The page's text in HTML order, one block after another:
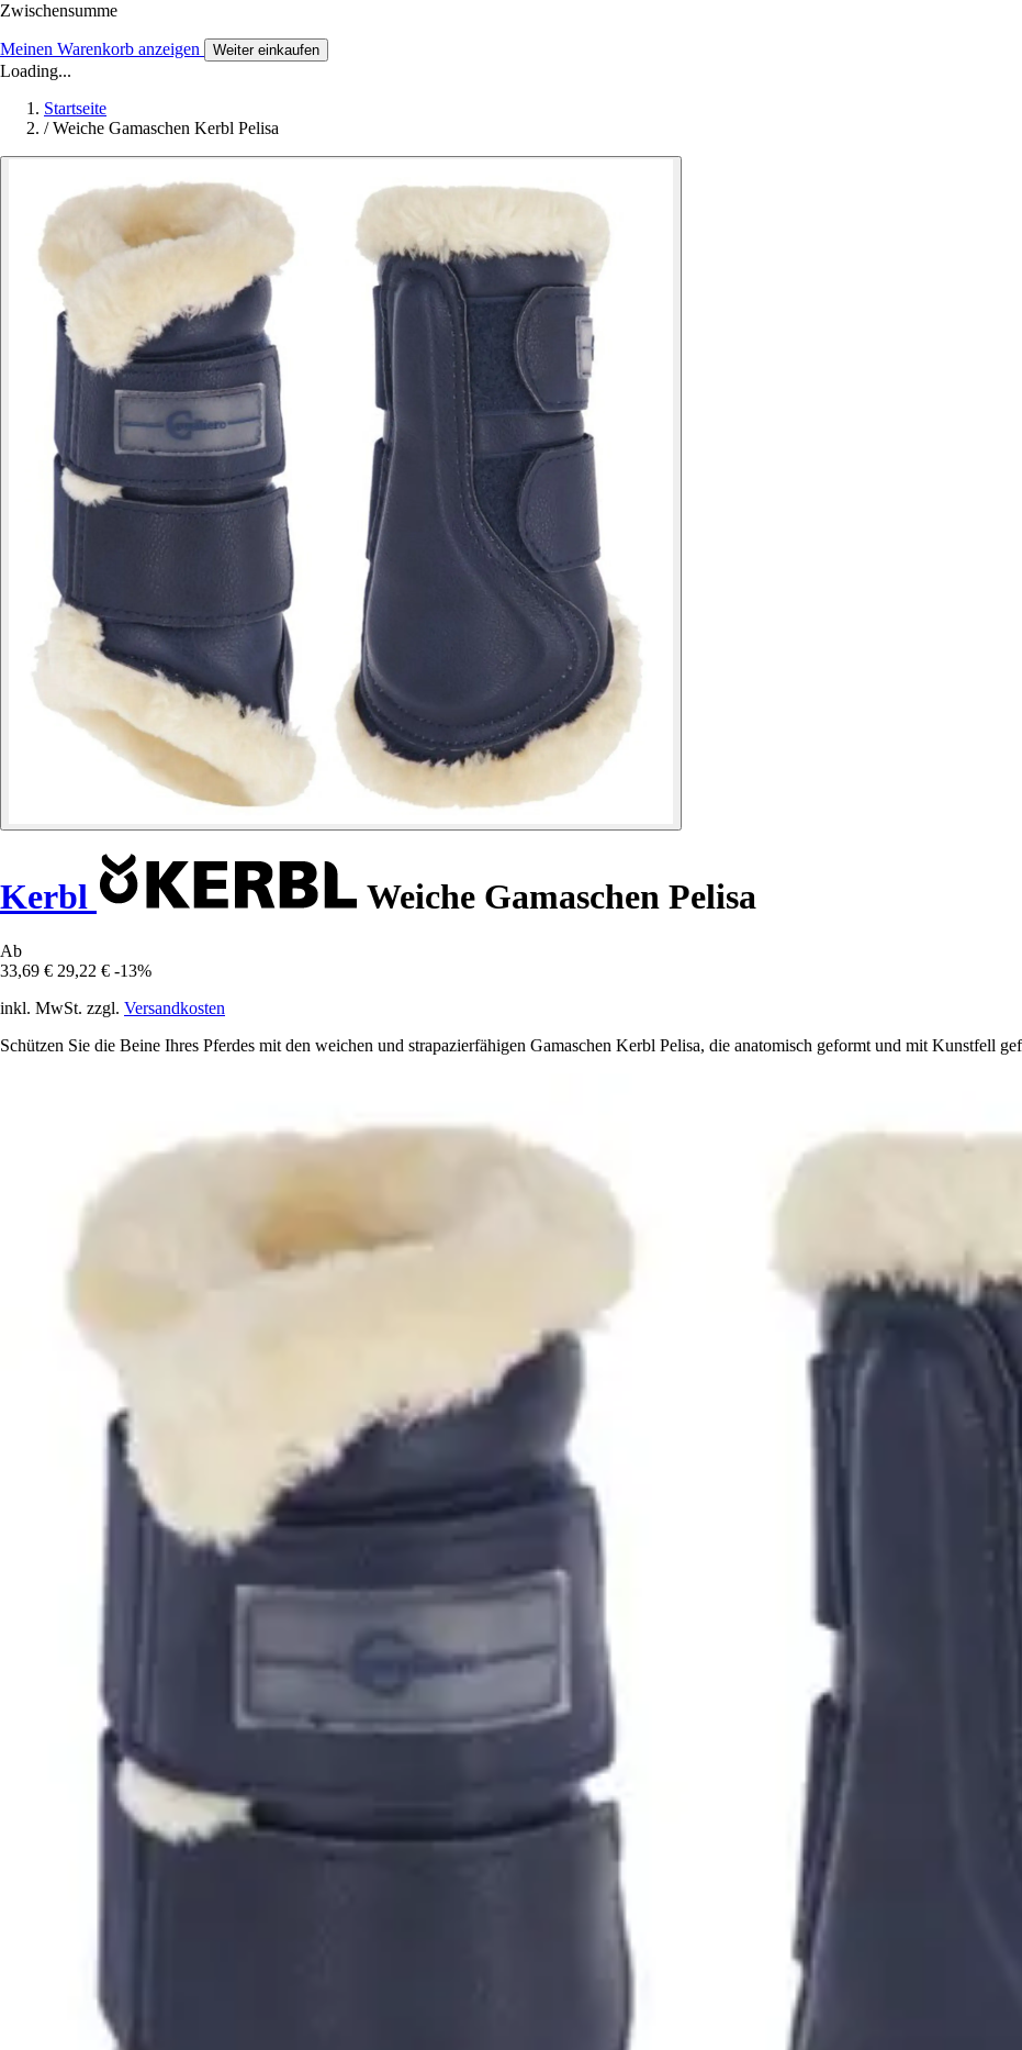
Zwischensumme
Meinen Warenkorb anzeigen Weiter einkaufen
Loading...
Startseite
/ Weiche Gamaschen Kerbl Pelisa
Kerbl Weiche Gamaschen Pelisa
Ab
33,69 € 29,22 € -13%
inkl. MwSt. zzgl. Versandkosten
Schützen Sie die Beine Ihres Pferdes mit den weichen und strapazierfähigen Gamaschen Kerbl Pelisa, die anatomisch geformt und mit Kunstfell